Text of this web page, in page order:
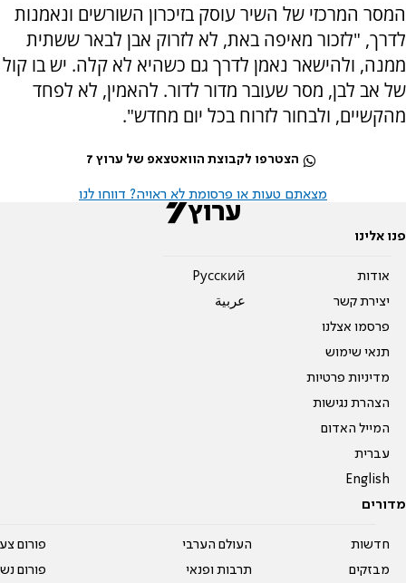
המסר המרכזי של השיר עוסק בזיכרון השורשים ונאמנות
לדרך, "לזכור מאיפה באת, לא לזרוק אבן לבאר ששתית
ממנה, ולהישאר נאמן לדרך גם כשהיא לא קלה. יש בו קול
של אב לבן, מסר שעובר מדור לדור. להאמין, לא לפחד
מהקשיים, ולבחור לזרוח בכל יום מחדש".
הצטרפו לקבוצת הוואטצאפ של ערוץ 7
מצאתם טעות או פרסומת לא ראויה? דווחו לנו
פנו אלינו
אודות
יצירת קשר
פרסמו אצלנו
תנאי שימוש
מדיניות פרטיות
הצהרת נגישות
המייל האדום
עברית
English
Pусский
عربية
מדורים
חדשות
מבזקים
העולם הערבי
תרבות ופנאי
פורום
פורום